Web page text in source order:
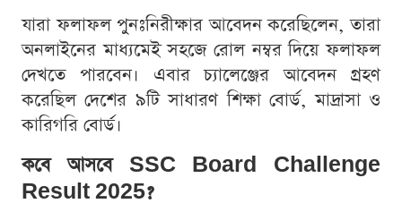
যারা ফলাফল পুনঃনিরীক্ষার আবেদন করেছিলেন, তারা
অনলাইনের মাধ্যমেই সহজে রোল নম্বর দিয়ে ফলাফল
দেখতে পারবেন। এবার চ্যালেঞ্জের আবেদন গ্রহণ
করেছিল দেশের ৯টি সাধারণ শিক্ষা বোর্ড, মাদ্রাসা ও
কারিগরি বোর্ড।
কবে আসবে SSC Board Challenge
Result 2025?